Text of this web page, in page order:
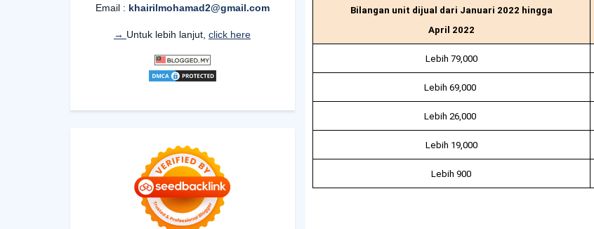
Bilangan unit dijual dari Januari 2022 hingga
April 2022
Lebih 79,000
Lebih 19,000
Lebih 900
Email : khairilmohamad2@gmail.com
Untuk lebih lanjut, click here →